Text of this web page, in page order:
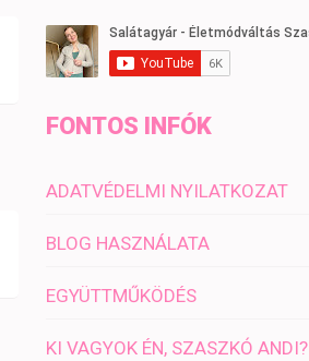
FONTOS INFÓK
ADATVÉDELMI NYILATKOZAT
BLOG HASZNÁLATA
EGYÜTTMŰKÖDÉS
KI VAGYOK ÉN, SZASZKÓ ANDI?